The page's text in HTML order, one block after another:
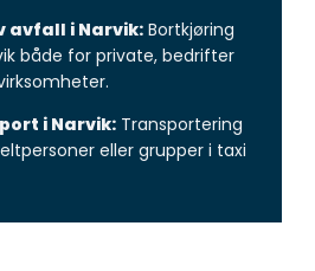
avfall i Narvik: Bortkjøring
både for private, bedrifter
i Narvik: Transportering
eller grupper i taxi